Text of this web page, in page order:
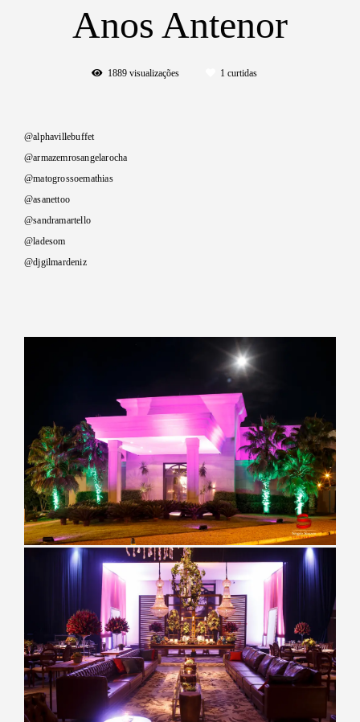
Anos Antenor
1889visualizações 1 curtidas
@alphavillebuffet
@armazemrosangelarocha
@matogrossoemathias
@asanettoo
@sandramartello
@ladesom
@djgilmardeniz